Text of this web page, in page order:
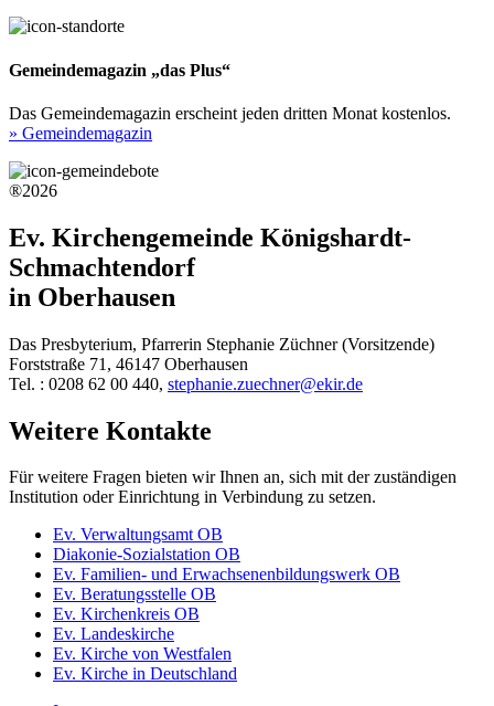
Gemeindemagazin „das Plus“
Das Gemeindemagazin erscheint jeden dritten Monat kostenlos.
» Gemeindemagazin
®2026
Ev. Kirchengemeinde Königshardt-
Schmachtendorf
in Oberhausen
Das Presbyterium, Pfarrerin Stephanie Züchner (Vorsitzende)
Forststraße 71, 46147 Oberhausen
Tel. : 0208 62 00 440, stephanie.zuechner@ekir.de
Weitere Kontakte
Für weitere Fragen bieten wir Ihnen an, sich mit der zuständigen
Institution oder Einrichtung in Verbindung zu setzen.
Ev. Verwaltungsamt OB
Diakonie-Sozialstation OB
Ev. Familien- und Erwachsenenbildungswerk OB
Ev. Beratungsstelle OB
Ev. Kirchenkreis OB
Ev. Landeskirche
Ev. Kirche von Westfalen
Ev. Kirche in Deutschland